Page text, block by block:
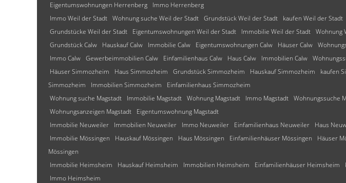
Eigentumswohnungen Herrenberg
Immo Herrenberg
Immo Weil der Stadt Wohnung suche Weil der Stadt Grundstück Weil der Stadt kaufen Weil der Stadt
Grundstücke Weil der Stadt
Eigentumswohnungen Weil der Stadt Immobilie Weil der Stadt Wohnung
Grundstück Calw
Hauskauf Calw Immobilie Calw Eigentumswohnungen Calw Häuser Calw
Immo Calw Gewerbeimmobilien Calw Einfamilienhaus Calw Haus Calw Immobilien Calw
Häuser Simmozheim
Haus Simmozheim Grundstück Simmozheim Hauskauf Simmozheim kaufen
Simmozheim
Immobilien Simmozheim
Einfamilienhaus Simmozheim
Wohnung suche Magstadt
Immobilie Magstadt Wohnung Magstadt Immo Magstadt Wohnungssuche
Wohnungsanzeigen Magstadt
Eigentumswohnung Magstadt
Immobilie Neuweiler
Immobilien Neuweiler Immo Neuweiler Einfamilienhaus Neuweiler Haus
Immobilie Mössingen
Hauskauf Mössingen Haus Mössingen Einfamilienhäuser Mössingen Häuser
Mössingen
Immobilie Heimsheim
Hauskauf Heimsheim Immobilien Heimsheim Einfamilienhäuser Heimsheim
Immo Heimsheim